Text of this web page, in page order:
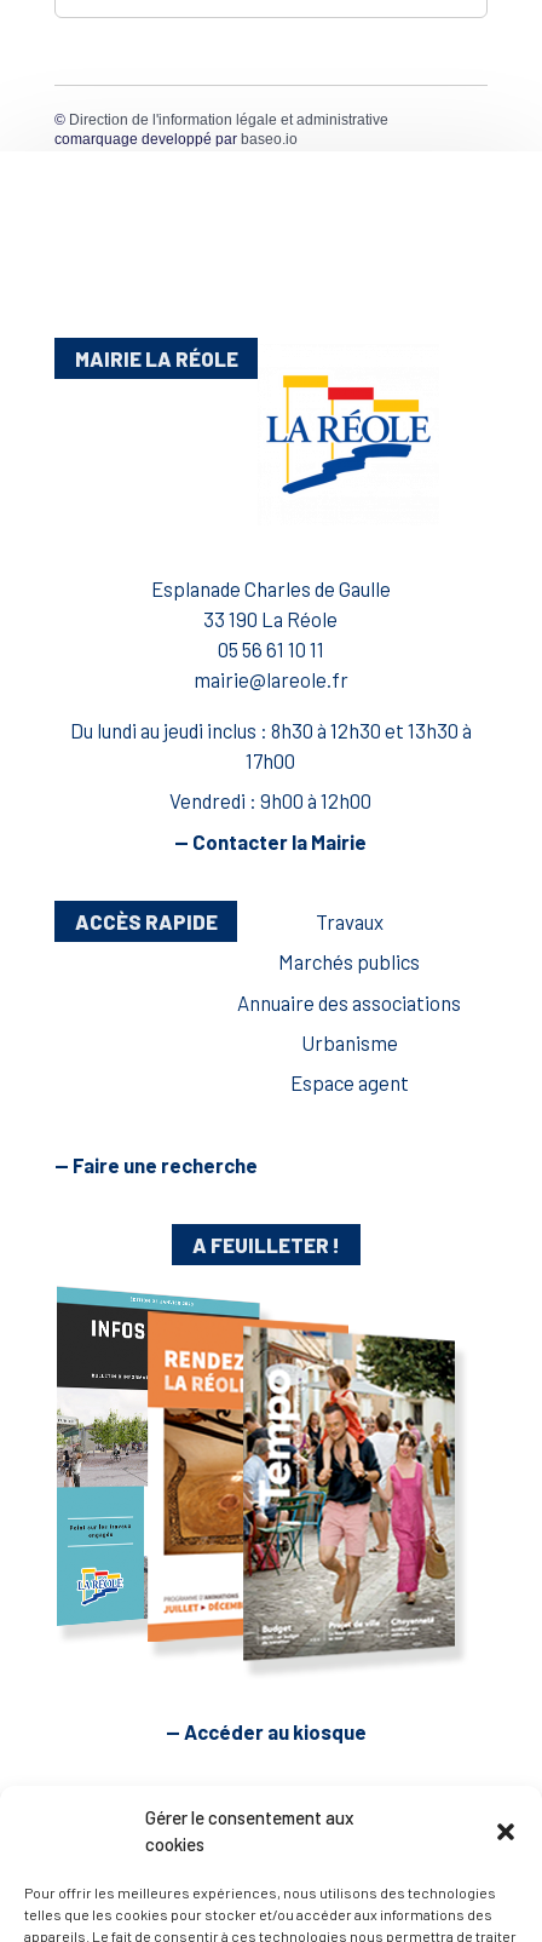
Gérer le consentement aux
cookies
Pour offrir les meilleures expériences, nous utilisons des technologies
telles que les cookies pour stocker et/ou accéder aux informations des
appareils. Le fait de consentir à ces technologies nous permettra de traiter
© Direction de l'information légale et administrative
comarquage developpé par baseo.io
MAIRIE LA RÉOLE
Esplanade Charles de Gaulle
33 190 La Réole
05 56 61 10 11
mairie@lareole.fr
Du lundi au jeudi inclus : 8h30 à 12h30 et 13h30 à
17h00
Vendredi : 9h00 à 12h00
— Contacter la Mairie
ACCÈS RAPIDE
Travaux
Marchés publics
Annuaire des associations
Urbanisme
Espace agent
— Faire une recherche
A FEUILLETER !
— Accéder au kiosque
D’ART ET D’HISTOIRE
— Découvrir et visiter